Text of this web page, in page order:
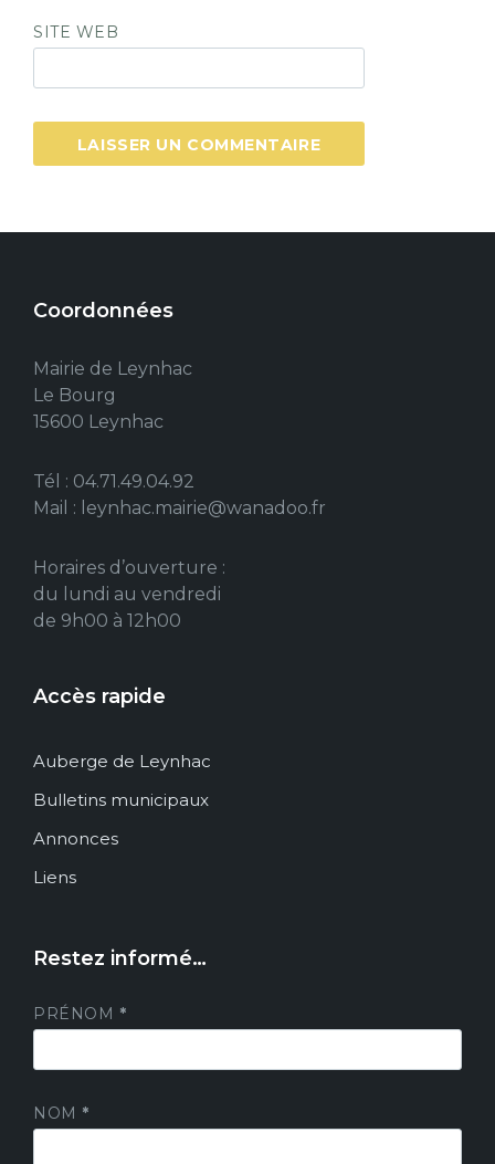
SITE WEB
Coordonnées
Mairie de Leynhac
Le Bourg
15600 Leynhac
Tél : 04.71.49.04.92
Mail : leynhac.mairie@wanadoo.fr
Horaires d’ouverture :
du lundi au vendredi
de 9h00 à 12h00
Accès rapide
Auberge de Leynhac
Bulletins municipaux
Annonces
Liens
Restez informé…
PRÉNOM *
NOM *